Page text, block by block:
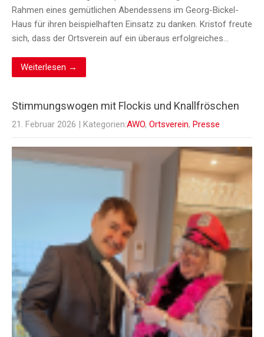
Rahmen eines gemütlichen Abendessens im Georg-Bickel-
Haus für ihren beispielhaften Einsatz zu danken. Kristof freute
sich, dass der Ortsverein auf ein überaus erfolgreiches…
Weiterlesen →
Stimmungswogen mit Flockis und Knallfröschen
21. Februar 2026 | Kategorien:AWO, Ortsverein, Presse